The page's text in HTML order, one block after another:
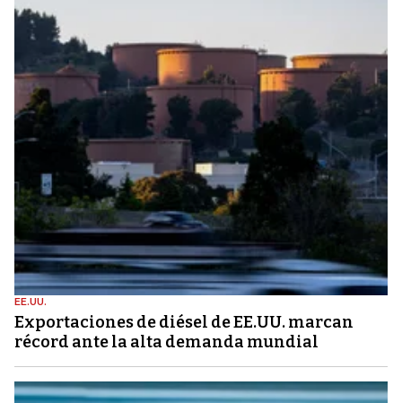
EE.UU.
Exportaciones de diésel de EE.UU. marcan
récord ante la alta demanda mundial